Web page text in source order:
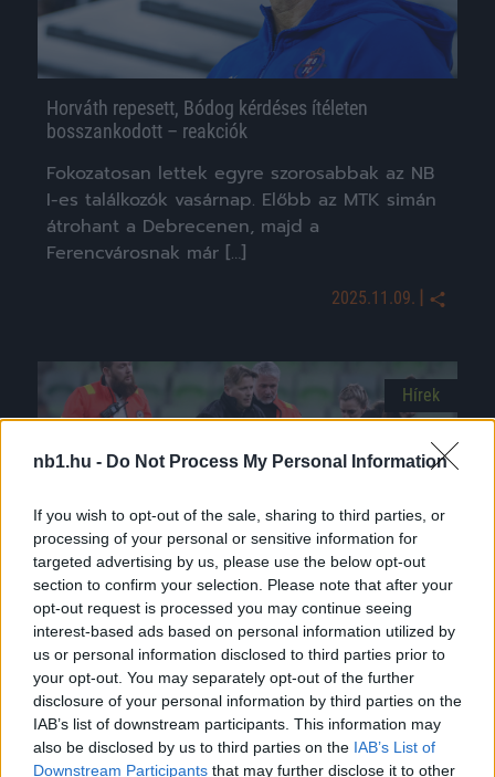
nb1.hu - Do Not Process My Personal Information
If you wish to opt-out of the sale, sharing to third parties, or
processing of your personal or sensitive information for
targeted advertising by us, please use the below opt-out
section to confirm your selection. Please note that after your
opt-out request is processed you may continue seeing
interest-based ads based on personal information utilized by
us or personal information disclosed to third parties prior to
your opt-out. You may separately opt-out of the further
disclosure of your personal information by third parties on the
IAB’s list of downstream participants. This information may
also be disclosed by us to third parties on the IAB’s List of
Downstream Participants that may further disclose it to other
Horváth repesett, Bódog kérdéses ítéleten
bosszankodott – reakciók
Fokozatosan lettek egyre szorosabbak az NB
I-es találkozók vasárnap. Előbb az MTK simán
átrohant a Debrecenen, majd a
Ferencvárosnak már […]
2025.11.09. |
Hírek
Nagy adag fájdalomcsillapítót kapott az MTK
tehetsége az FTC ellen
A Ferencváros 4–1-re győzött az MTK
Budapest ellen a Fizz Liga 12. fordulójának
szombat esti örökrangadóján. A címvédő